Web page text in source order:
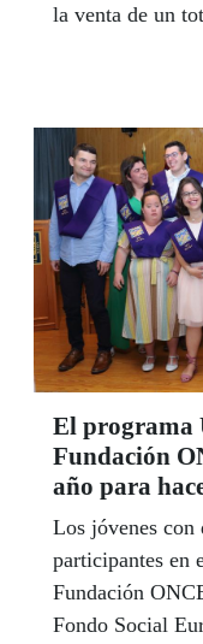
la venta de un
también
con otras obras
en defensa de
afectados por la
coronavirus.
El programa
Fundación
año para
Los jóvenes con
participantes en
Fundación
Fondo Social